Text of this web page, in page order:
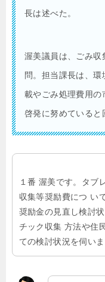
長は述べた。
渥美議員は、ごみ収
問。担当課長は、
載やごみ処理費用の
啓発に努めていると
１番 渥美です。タブ
収集等奨励費につ い
奨励金の見直し検討
チック収集 方法や住
ての検討状況を伺いま